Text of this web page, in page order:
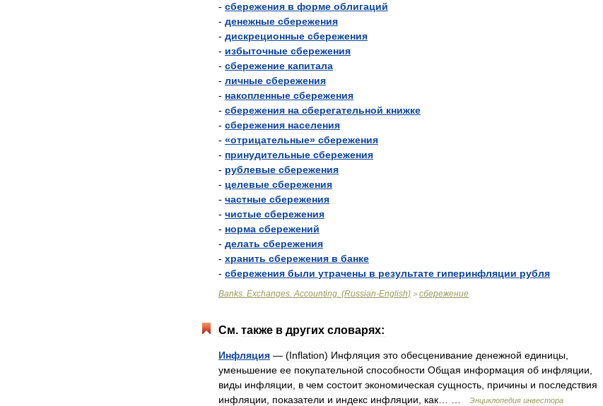
- сбережения в форме облигаций
- денежные сбережения
- дискреционные сбережения
- избыточные сбережения
- сбережение капитала
- личные сбережения
- накопленные сбережения
- сбережения на сберегательной книжке
- сбережения населения
- «отрицательные» сбережения
- принудительные сбережения
- рублевые сбережения
- целевые сбережения
- частные сбережения
- чистые сбережения
- норма сбережений
- делать сбережения
- хранить сбережения в банке
- сбережения были утрачены в результате гиперинфляции рубля
Banks. Exchanges.Accounting. (Russian-English) > сбережение
См. также в других словарях:
Инфляция — (Inflation) Инфляция это обесценивание денежной единицы
уменьшение ее покупательной способности Общая информация об инфляции
виды инфляции в чем состоит экономическая сущность причины и последствия
инфляции
показатели и индекс инфляции как Энциклопедия инвестора